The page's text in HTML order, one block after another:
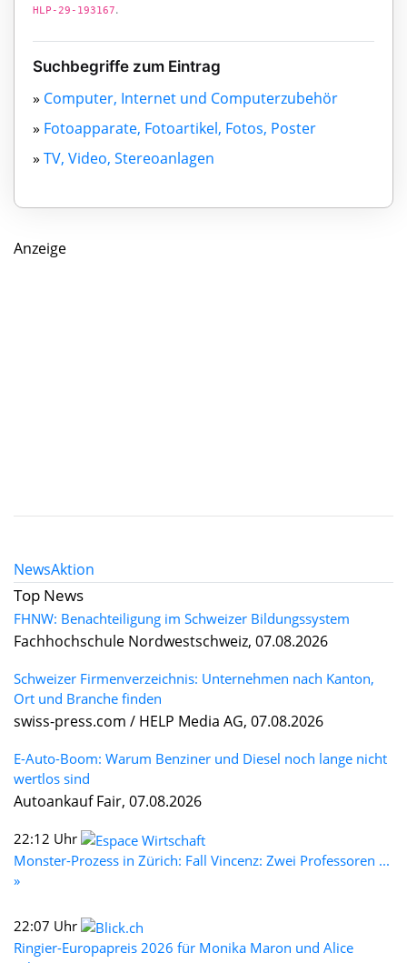
HLP-29-193167.
Suchbegriffe zum Eintrag
» Computer, Internet und Computerzubehör
» Fotoapparate, Fotoartikel, Fotos, Poster
» TV, Video, Stereoanlagen
Anzeige
NewsAktion
Top News
FHNW: Benachteiligung im Schweizer Bildungssystem
Fachhochschule Nordwestschweiz, 07.08.2026
Schweizer Firmenverzeichnis: Unternehmen nach Kanton,
Ort und Branche finden
swiss-press.com / HELP Media AG, 07.08.2026
E-Auto-Boom: Warum Benziner und Diesel noch lange nicht
wertlos sind
Autoankauf Fair, 07.08.2026
22:12 Uhr
Monster-Prozess in Zürich: Fall Vincenz: Zwei Professoren ...
»
22:07 Uhr
Ringier-Europapreis 2026 für Monika Maron und Alice